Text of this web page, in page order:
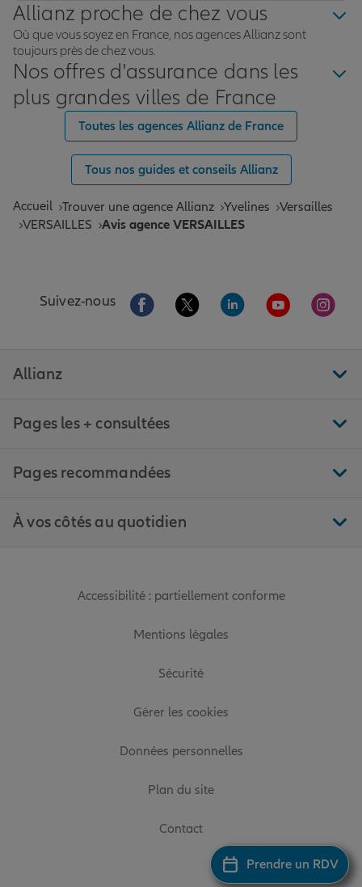
Prendre un RDV
Allianz proche de chez vous
Où que vous soyez en France, nos agences Allianz sont
toujours près de chez vous.
Nos offres d'assurance dans les
plus grandes villes de France
Toutes les agences Allianz de France
Tous nos guides et conseils Allianz
Accueil Trouver une agence Allianz Yvelines
Versailles
VERSAILLES
Avis agence VERSAILLES
Suivez-nous Aller sur la page Facebook de Allianz
Aller sur la page Twitter de
Aller sur la page
Aller sur la
Aller
Allianz
Pages les + consultées
Pages recommandées
À vos côtés au quotidien
Accessibilité : partiellement conforme
Mentions légales
Sécurité
Gérer les cookies
Données personnelles
Plan du site
Contact